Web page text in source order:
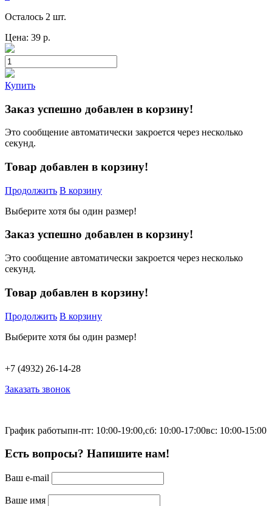
Осталось 2 шт.
Цена: 39 р.
Купить
Заказ успешно добавлен в корзину!
Это сообщение автоматически закроется через несколько
секунд.
Товар добавлен в корзину!
Продолжить В корзину
Выберите хотя бы один размер!
Заказ успешно добавлен в корзину!
Это сообщение автоматически закроется через несколько
секунд.
Товар добавлен в корзину!
Продолжить В корзину
Выберите хотя бы один размер!
+7 (4932) 26-14-28
Заказать звонок
График работыпн-пт: 10:00-19:00,сб: 10:00-17:00вс: 10:00-15:00
Есть вопросы? Напишите нам!
Ваш e-mail
Ваше имя